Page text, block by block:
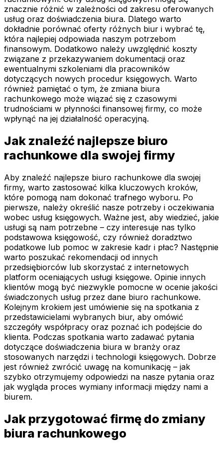
znacznie różnić w zależności od zakresu oferowanych
usług oraz doświadczenia biura. Dlatego warto
dokładnie porównać oferty różnych biur i wybrać tę,
która najlepiej odpowiada naszym potrzebom
finansowym. Dodatkowo należy uwzględnić koszty
związane z przekazywaniem dokumentacji oraz
ewentualnymi szkoleniami dla pracowników
dotyczących nowych procedur księgowych. Warto
również pamiętać o tym, że zmiana biura
rachunkowego może wiązać się z czasowymi
trudnościami w płynności finansowej firmy, co może
wpłynąć na jej działalność operacyjną.
Jak znaleźć najlepsze biuro
rachunkowe dla swojej firmy
Aby znaleźć najlepsze biuro rachunkowe dla swojej
firmy, warto zastosować kilka kluczowych kroków,
które pomogą nam dokonać trafnego wyboru. Po
pierwsze, należy określić nasze potrzeby i oczekiwania
wobec usług księgowych. Ważne jest, aby wiedzieć, jakie
usługi są nam potrzebne – czy interesuje nas tylko
podstawowa księgowość, czy również doradztwo
podatkowe lub pomoc w zakresie kadr i płac? Następnie
warto poszukać rekomendacji od innych
przedsiębiorców lub skorzystać z internetowych
platform oceniających usługi księgowe. Opinie innych
klientów mogą być niezwykle pomocne w ocenie jakości
świadczonych usług przez dane biuro rachunkowe.
Kolejnym krokiem jest umówienie się na spotkania z
przedstawicielami wybranych biur, aby omówić
szczegóły współpracy oraz poznać ich podejście do
klienta. Podczas spotkania warto zadawać pytania
dotyczące doświadczenia biura w branży oraz
stosowanych narzędzi i technologii księgowych. Dobrze
jest również zwrócić uwagę na komunikację – jak
szybko otrzymujemy odpowiedzi na nasze pytania oraz
jak wygląda proces wymiany informacji między nami a
biurem.
Jak przygotować firmę do zmiany
biura rachunkowego